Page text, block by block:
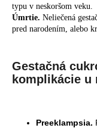
typu v neskoršom veku.
Úmrtie. Neliečená
pred narodením, alebo
Gestačná
komplikácie u
Preeklampsia.